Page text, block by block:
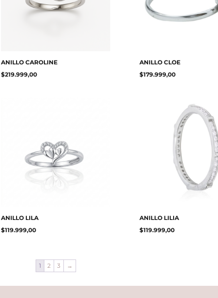
ANILLO CAROLINE
$219.999,00
ANILLO CLOE
$179.999,00
ANILLO LILA
$119.999,00
ANILLO LILIA
$119.999,00
1 2 3 →